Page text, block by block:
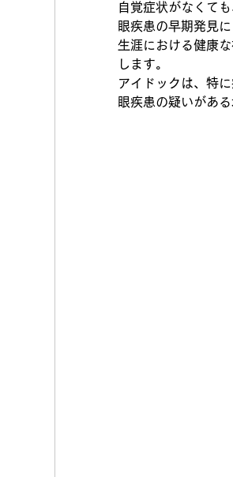
自覚症状がなくて
眼疾患の早期発見
生涯における健康
します。
アイドックは、特
眼疾患の疑いがあ